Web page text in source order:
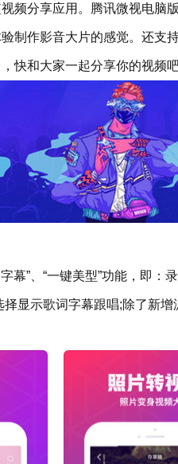
分享应用。腾讯微视电脑
制作影音大片的感觉。还支
快和大家一起分享你的视频
”、“一键美型”功能，即：
显示歌词字幕跟唱;除了新